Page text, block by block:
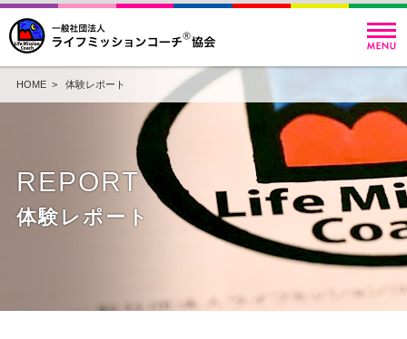
HOME> 体験レポート
REPORT
体験レポート